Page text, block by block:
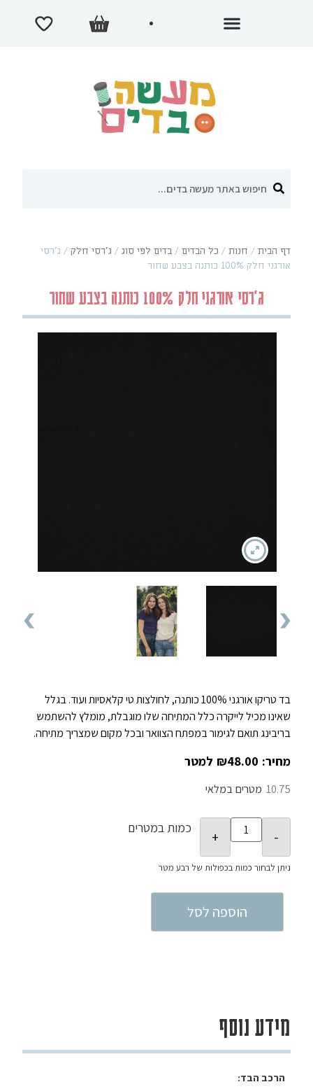
דף הבית / חנות / כל הבדים /בדים לפי סוג / ג'רסי חלק / ג'רסי
אורגני חלק 100% כותנה בצבע שחור
ג'רסי אורגני חלק 100% כותנה בצבע שחור
בד טריקו אורגני 100% כותנה, לחולצות טי קלאסיות ועוד. בגלל
שאינו מכיל לייקרה כלל המתיחה שלו מוגבלת, מומלץ להשתמש
בריבינג תואם לגימור במפתח הצוואר ובכל מקום שמצריך מתיחה.
₪48.00
10.75 במלאי
כמות במטרים
הוספה לסל
מידע נוסף
הרכב הבד